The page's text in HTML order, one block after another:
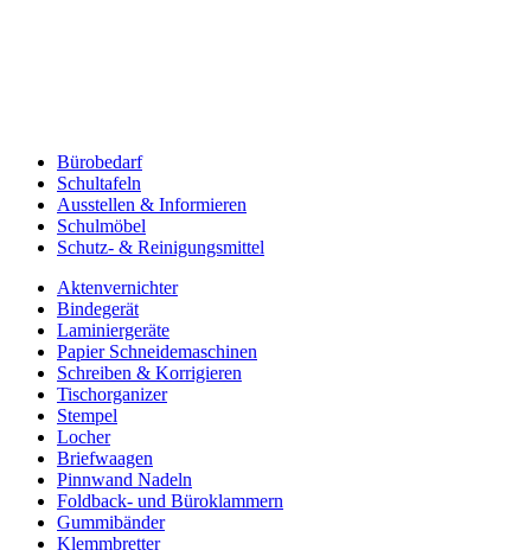
Bürobedarf
Schultafeln
Ausstellen & Informieren
Schulmöbel
Schutz- & Reinigungsmittel
Aktenvernichter
Bindegerät
Laminiergeräte
Papier Schneidemaschinen
Schreiben & Korrigieren
Tischorganizer
Stempel
Locher
Briefwaagen
Pinnwand Nadeln
Foldback- und Büroklammern
Gummibänder
Klemmbretter